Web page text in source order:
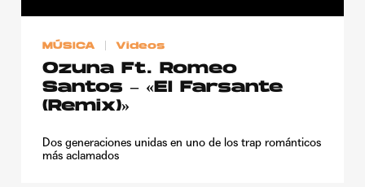
MÚSICA Videos
Ozuna Ft. Romeo
Santos – «El Farsante
(Remix)»
Dos generaciones unidas en uno de los trap románticos
más aclamados